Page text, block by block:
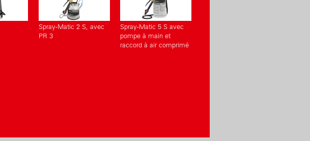
Spray-Matic 2 S, avec
PR 3
Spray-Matic 5 S avec
pompe à main et
raccord à air comprimé